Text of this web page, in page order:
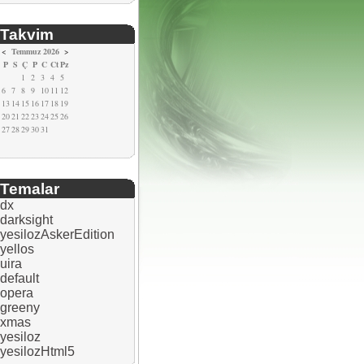
Takvim
< Temmuz 2026 >
P S Ç P C CtPz
1 2 3 4 5
6 7 8 9 10 11 12
13 14 15 16 17 18 19
2021 2223242526
2728293031
Temalar
dx
darksight
yesilozAskerEdition
yellos
uira
default
opera
greeny
xmas
yesiloz
yesilozHtml5